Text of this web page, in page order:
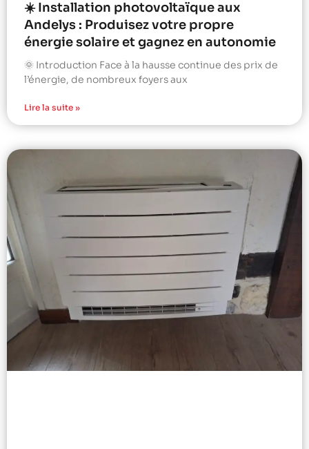
☀️ Installation photovoltaïque aux
Andelys : Produisez votre propre
énergie solaire et gagnez en autonomie
🌞 Introduction Face à la hausse continue des prix de
l’énergie, de nombreux foyers aux
Lire la suite »